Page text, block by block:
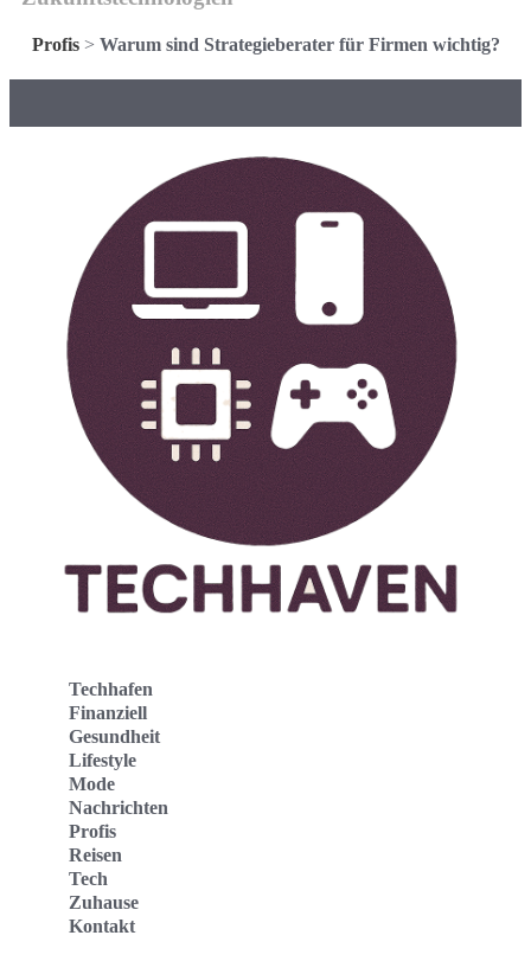
Profis> Warum sind Strategieberater für Firmen wichtig?
Techhafen
Finanziell
Gesundheit
Lifestyle
Mode
Nachrichten
Profis
Reisen
Tech
Zuhause
Kontakt